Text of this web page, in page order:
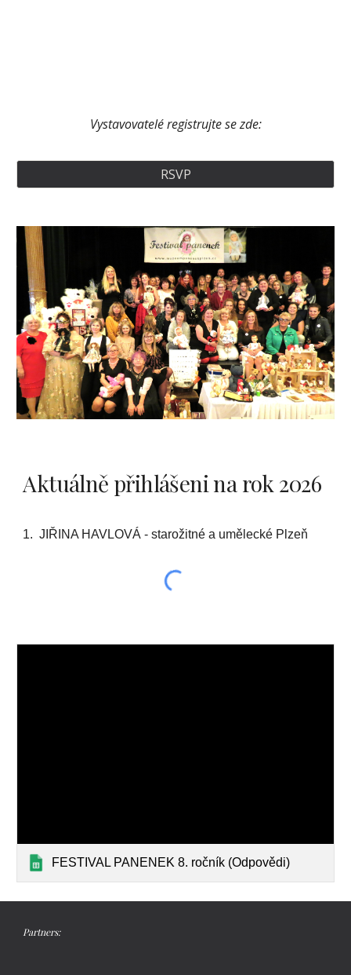
Vystavovatelé registrujte se zde:
RSVP
Aktuálně přihlášeni na rok 2026
1. JIŘINA HAVLOVÁ - starožitné a umělecké Plzeň
FESTIVAL PANENEK 8. ročník (Odpovědi)
Partners: